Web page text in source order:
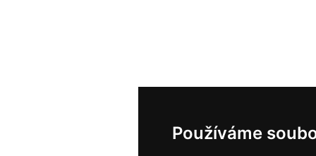
Používáme